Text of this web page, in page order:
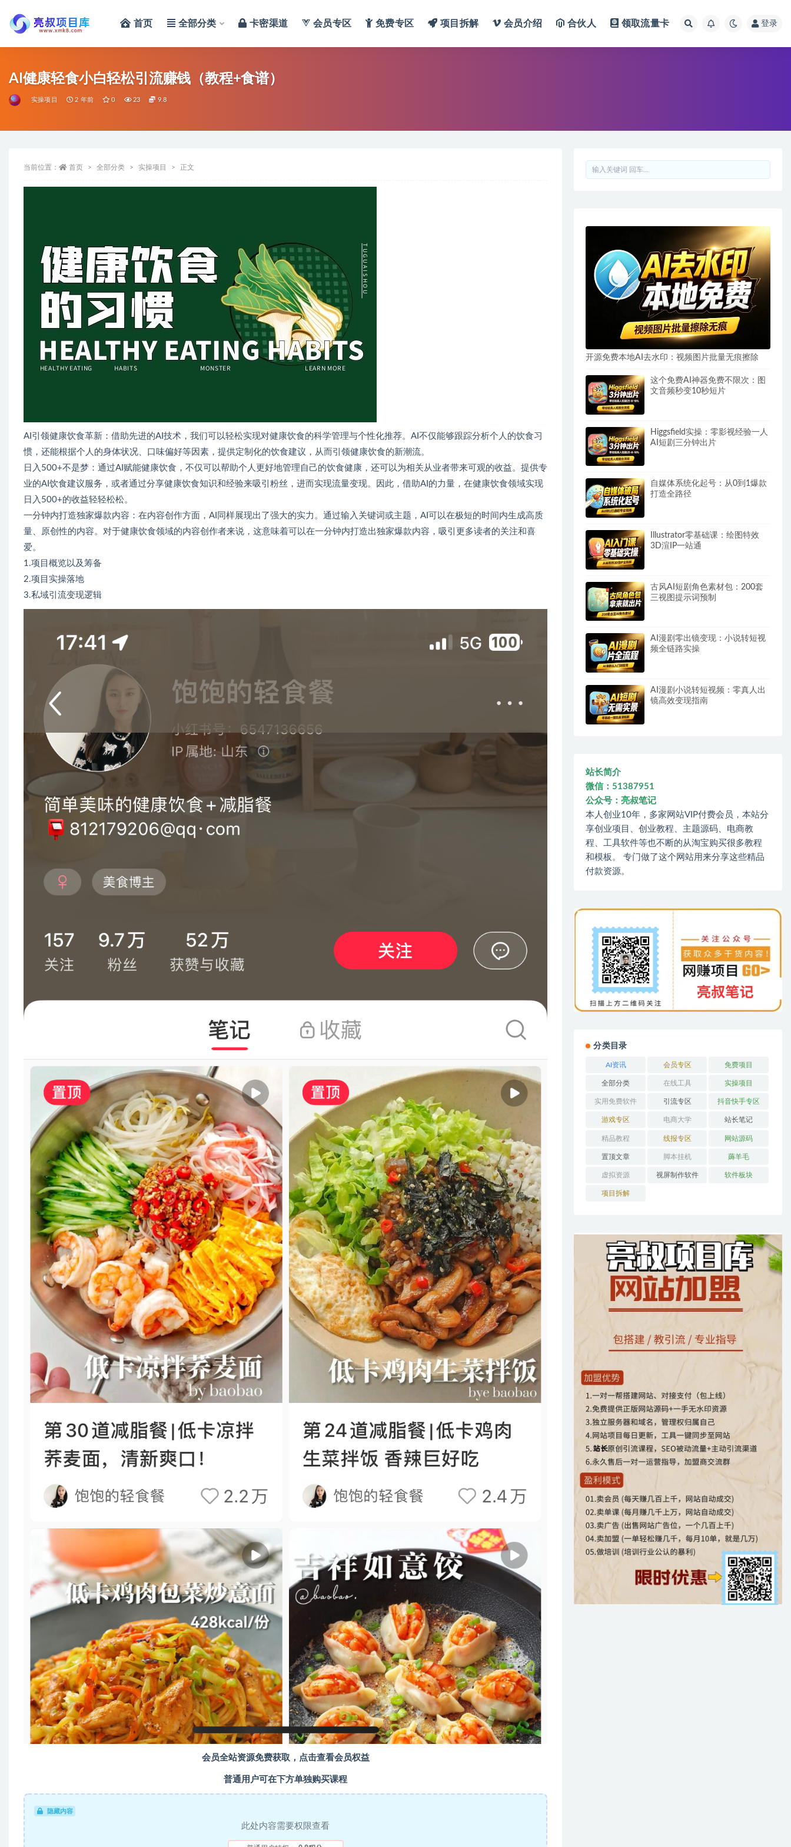
首页 全部分类 卡密渠道 会员专区 免费专区 项目拆解 会员介绍 合伙人 领取流量卡 登录
AI健康轻食小白轻松引流赚钱（教程+食谱）
实操项目 2 年前 0 23 9.8
当前位置： 首页 全部分类 实操项目 正文
AI引领健康饮食革新：借助先进的AI技术，我们可以轻松实现对健康饮食的科学管理与个性化推荐。AI不仅能够跟踪分析个人的饮食习
惯，还能根据个人的身体状况、口味偏好等因素，提供定制化的饮食建议，从而引领健康饮食的新潮流。
日入500+不是梦：通过AI赋能健康饮食，不仅可以帮助个人更好地管理自己的饮食健康，还可以为相关从业者带来可观的收益。提供专
业的AI饮食建议服务，或者通过分享健康饮食知识和经验来吸引粉丝，进而实现流量变现。因此，借助AI的力量，在健康饮食领域实现
日入500+的收益轻轻松松。
一分钟内打造独家爆款内容：在内容创作方面，AI同样展现出了强大的实力。通过输入关键词或主题，AI可以在极短的时间内生成高质
量、原创性的内容。对于健康饮食领域的内容创作者来说，这意味着可以在一分钟内打造出独家爆款内容，吸引更多读者的关注和喜
爱。
1.项目概览以及筹备
2.项目实操落地
3.私域引流变现逻辑
会员全站资源免费获取，点击查看会员权益
普通用户可在下方单独购买课程
隐藏内容
此处内容需要权限查看
开源免费本地AI去水印：视频图片批量无痕擦除
这个免费AI神器免费不限次：图
文音频秒变10秒短片
Higgsfield实操：零影视经验一人
AI短剧三分钟出片
自媒体系统化起号：从0到1爆款
打造全路径
Illustrator零基础课：绘图特效
3D渲IP一站通
古风AI短剧角色素材包：200套
三视图提示词预制
AI漫剧零出镜变现：小说转短视
频全链路实操
AI漫剧小说转短视频：零真人出
镜高效变现指南
站长简介
微信：51387951
公众号：亮叔笔记
本人创业10年，多家网站VIP付费会员，本站分
享创业项目、创业教程、主题源码、电商教
程、工具软件等也不断的从淘宝购买很多教程
和模板。 专门做了这个网站用来分享这些精品
付款资源。
分类目录
AI资讯 会员专区 免费项目
全部分类 在线工具 实操项目
实用免费软件 引流专区 抖音快手专区
游戏专区 电商大学 站长笔记
精品教程 线报专区 网站源码
置顶文章 脚本挂机 薅羊毛
虚拟资源 视屏制作软件 软件板块
项目拆解